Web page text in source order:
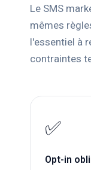
Le SMS
mêmes
l'essentiel à
contraintes
✅
Opt-in